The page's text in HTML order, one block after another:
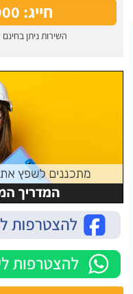
חייג: 077-6052900
השירות ניתן